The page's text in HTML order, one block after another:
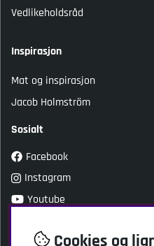
Vedlikeholdsråd
Inspirasjon
Mat og inspirasjon
Jacob Holmström
Sosialt
Facebook
Instagram
Youtube
Cookies og